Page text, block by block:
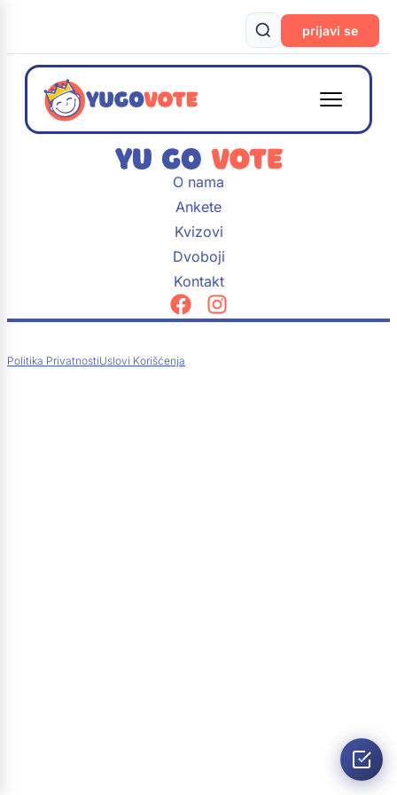
prijavi se
O nama
Ankete
Kvizovi
Dvoboji
Kontakt
Politika PrivatnostiUslovi Korišćenja